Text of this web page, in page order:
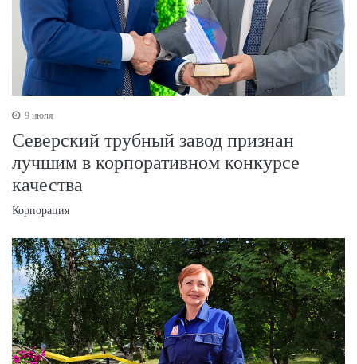
9 июля
Северский трубный завод признан
лучшим в корпоративном конкурсе
качества
Корпорация